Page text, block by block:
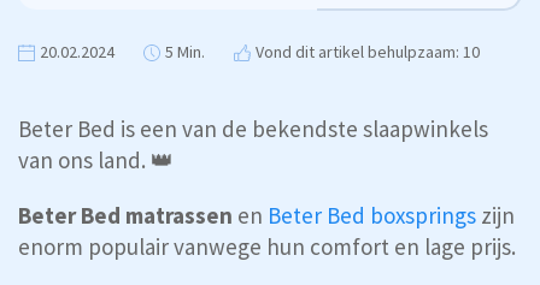
20.02.2024 5 Min. Vond dit artikel behulpzaam: 10
Beter Bed is een van de bekendste slaapwinkels
van ons land. 👑
Beter Bed matrassen en Beter Bed boxsprings zijn
enorm populair vanwege hun comfort en lage prijs.